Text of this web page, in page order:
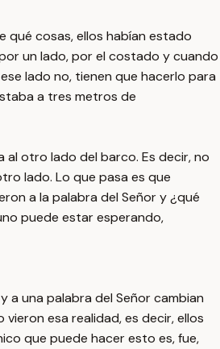
qué cosas, ellos habían estado
un lado, por el costado y cuando
lado no, tienen que hacerlo para
a tres metros de
otro lado del barco. Es decir, no
lado. Lo que pasa es que
a la palabra del Señor y ¿qué
puede estar esperando,
a una palabra del Señor cambian
esa realidad, es decir, ellos
que puede hacer esto es, fue,